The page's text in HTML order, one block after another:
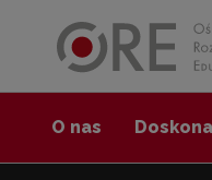
O nas